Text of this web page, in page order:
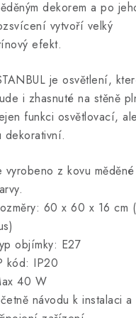
dekorem a po
vytvoří velký
efekt.
je osvětlení,
i zhasnuté na stěně
funkci osvětlovací,
dekorativní.
vyrobeno z kovu měděné
60 x 60 x 16 cm
objímky: E27
kód: IP20
40 W
návodu k instalaci a